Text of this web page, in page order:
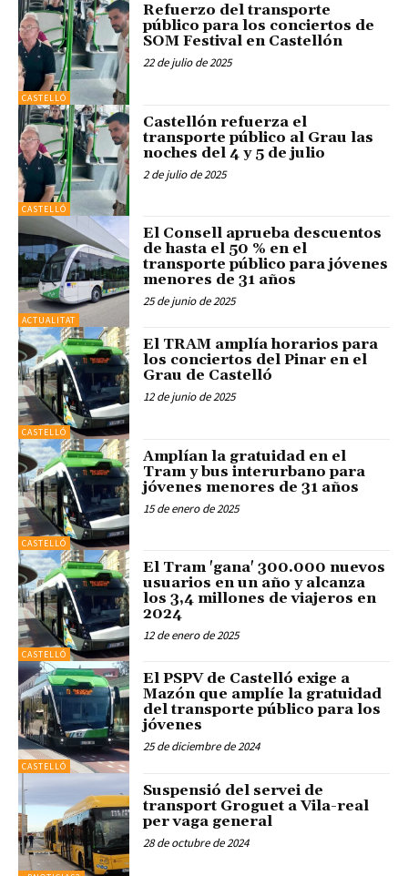
CASTELLÓ
Refuerzo del transporte
público para los conciertos de
SOM Festival en Castellón
22 de julio de 2025
CASTELLÓ
Castellón refuerza el
transporte público al Grau las
noches del 4 y 5 de julio
2 de julio de 2025
ACTUALITAT
El Consell aprueba descuentos
de hasta el 50 % en el
transporte público para jóvenes
menores de 31 años
25 de junio de 2025
CASTELLÓ
El TRAM amplía horarios para
los conciertos del Pinar en el
Grau de Castelló
12 de junio de 2025
CASTELLÓ
Amplían la gratuidad en el
Tram y bus interurbano para
jóvenes menores de 31 años
15 de enero de 2025
CASTELLÓ
El Tram 'gana' 300.000 nuevos
usuarios en un año y alcanza
los 3,4 millones de viajeros en
2024
12 de enero de 2025
CASTELLÓ
El PSPV de Castelló exige a
Mazón que amplíe la gratuidad
del transporte público para los
jóvenes
25 de diciembre de 2024
Suspensió del servei de
transport Groguet a Vila-real
per vaga general
28 de octubre de 2024